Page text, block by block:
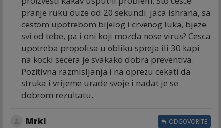
pranje ruku duze od 20 sekundi, jaca ishrana, sa
cestom upotrebom bijelog i crvenog luka, bjeze
svi od tebe, pa i oni koji mozda nose virus? Cesca
upotreba propolisa u obliku spreja ili 30 kapi
na kocki secera je svakako dobra preventiva.
Pozitivna razmisljanja i na oprezu cekati da
struka i vrijeme urade svoje i nadat je se
dobrom rezultatu.
Mrki ODGOVORITE